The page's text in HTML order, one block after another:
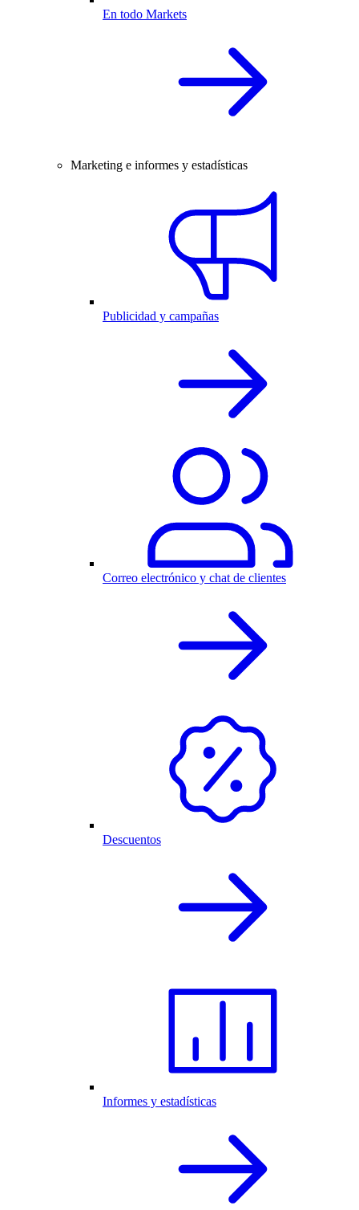
En todo Markets
Marketing e informes y estadísticas
Publicidad y campañas
Correo electrónico y chat de clientes
Descuentos
Informes y estadísticas